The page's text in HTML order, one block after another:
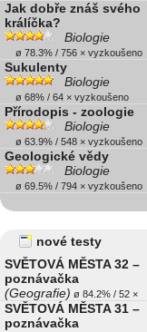
Jak dobře znáš svého
králíčka?
Biologie
ø 78.3% / 756 × vyzkoušeno
Sukulenty
Biologie
ø 68% / 64 × vyzkoušeno
Přírodopis - zoologie
Biologie
ø 63.9% / 548 × vyzkoušeno
Geologické vědy
Biologie
ø 69.5% / 794 × vyzkoušeno
nové testy
SVĚTOVÁ MĚSTA 32 –
poznávačka
(Geografie) ø 84.2% / 52 ×
SVĚTOVÁ MĚSTA 31 –
poznávačka